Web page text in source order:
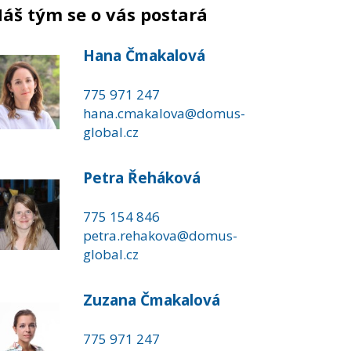
tým se o vás postará
Hana Čmakalová
775 971 247
hana.cmakalova@domus-
global.cz
Petra Řeháková
775 154 846
petra.rehakova@domus-
global.cz
Zuzana Čmakalová
775 971 247